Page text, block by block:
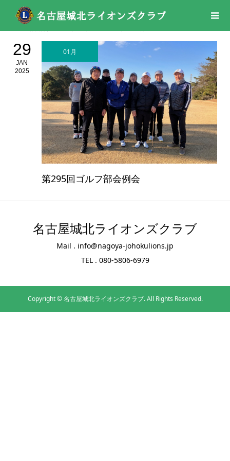
29
JAN
2025
01月
第295回ゴルフ部会例会
名古屋城北ライオンズクラブ
Mail . info@nagoya-johokulions.jp
TEL . 080-5806-6979
Copyright ©名古屋城北ライオンズクラブ. All Rights Reserved.